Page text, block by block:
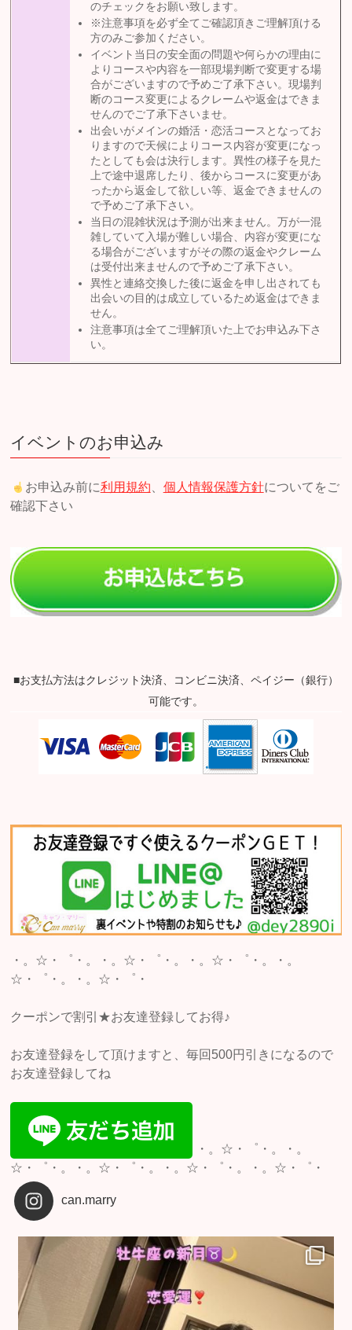
のチェックをお願い致します。
※注意事項を必ず全てご確認頂きご理解頂ける
方のみご参加ください。
イベント当日の安全面の問題や何らかの理由に
よりコースや内容を一部現場判断で変更する場
合がございますので予めご了承下さい。現場判
断のコース変更によるクレームや返金はできま
せんのでご了承下さいませ。
出会いがメインの婚活・恋活コースとなってお
りますので天候によりコース内容が変更になっ
たとしても会は決行します。異性の様子を見た
上で途中退席したり、後からコースに変更があ
ったから返金して欲しい等、返金できませんの
で予めご了承下さい。
当日の混雑状況は予測が出来ません。万が一混
雑していて入場が難しい場合、内容が変更にな
る場合がございますがその際の返金やクレーム
は受付出来ませんので予めご了承下さい。
異性と連絡交換した後に返金を申し出されても
出会いの目的は成立しているため返金はできま
せん。
注意事項は全てご理解頂いた上でお申込み下さ
い。
イベントのお申込み
お申込み前に利用規約 個人情報保護方針についてをご
確認下さい
■お支払方法はクレジット決済、コンビニ決済、ペイジー（銀行）
可能です。
・。☆・゜・。・。☆・゜・。・。☆・゜・。・。
☆・゜・。・。☆・゜・
クーポンで割引★お友達登録してお得♪
お友達登録をして頂けますと、毎回500円引きになるので
お友達登録してね
・。☆・゜・。・。
☆・゜・。・。☆・゜・。・。☆・゜・。・。☆・゜・
can.marry